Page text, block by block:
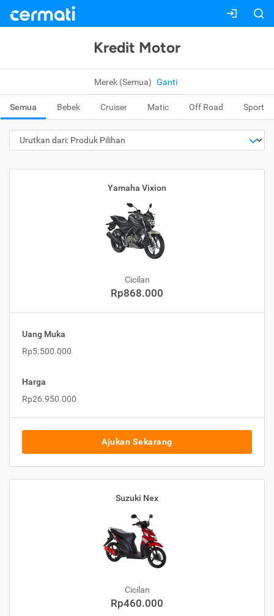
Kredit Motor
Merek (Semua) Ganti
Semua Bebek Cruiser Matic Off Road Sport
Yamaha Vixion
Cicilan
Rp868.000
Uang Muka
Rp5.500.000
Harga
Rp26.950.000
Ajukan Sekarang
Suzuki Nex
Cicilan
Rp460.000